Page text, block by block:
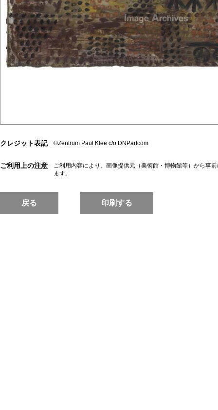
クレジット表記 ©Zentrum Paul Klee c/o DNPartcom
ご利用上の注意
ご利用内容により、画像提供元（美術館・博物館等）から事
ます。
戻る 印刷する